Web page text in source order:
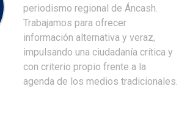
periodismo regional de Áncash.
Trabajamos para ofrecer
información alternativa y veraz,
impulsando una ciudadanía crítica y
con criterio propio frente a la
agenda de los medios tradicionales.